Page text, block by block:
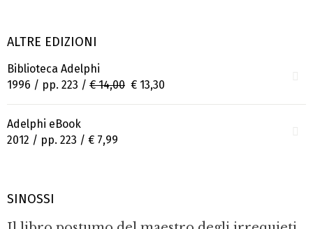
ALTRE EDIZIONI
Biblioteca Adelphi
1996 / pp. 223 / € 14,00 € 13,30
Adelphi eBook
2012 / pp. 223 / € 7,99
SINOSSI